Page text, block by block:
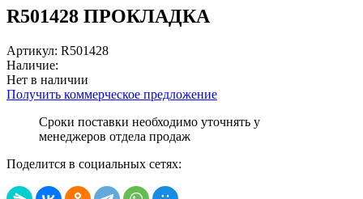
R501428 ПРОКЛАДКА
Артикул: R501428
Наличие:
Нет в наличии
Получить коммерческое предложение
Сроки поставки необходимо уточнять у
менеджеров отдела продаж
Поделится в социальных сетях: